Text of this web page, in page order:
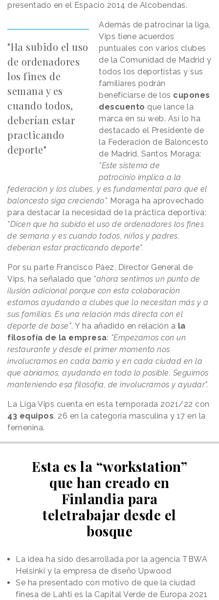
presentado en el Espacio 2014 de Alcobendas.
"Ha subido el uso
de ordenadores
los fines de
semana y es
cuando todos,
deberían estar
practicando
deporte"
Además de patrocinar la liga,
Vips tiene acuerdos
puntuales con varios clubes
de la Comunidad de Madrid y
todos los deportistas y sus
familiares podrán
beneficiarse de los cupones
descuento que lance la
marca en su web. Así lo ha
destacado el Presidente de
la Federación de Baloncesto
de Madrid, Santos Moraga:
"Este sistema de
patrocinio implica a la
federación y los clubes, y es fundamental para que el
baloncesto siga creciendo". Moraga ha aprovechado
para destacar la necesidad de la práctica deportiva:
"Dicen que ha subido el uso de ordenadores los fines
de semana y es cuando todos, niños y padres,
deberían estar practicando deporte".
Por su parte Francisco Páez, Director General de
Vips, ha señalado que "ahora sentimos un punto de
ilusión adicional porque con esta colaboración
estamos ayudando a clubes que lo necesitan más y a
sus familias. Es una relación más directa con el
deporte de base". Y ha añadido en relación a la
filosofía de la empresa: "Empezamos con un
restaurante y desde el primer momento nos
involucramos en cada barrio y en cada ciudad en la
que abríamos, ayudando en todo lo posible. Seguimos
manteniendo esa filosofía, de involucrarnos y ayudar".
La Liga Vips cuenta en esta temporada 2021/22 con
43 equipos, 26 en la categoría masculina y 17 en la
femenina.
Esta es la “workstation”
que han creado en
Finlandia para
teletrabajar desde el
bosque
La idea ha sido desarrollada por la agencia TBWA
Helsinki y la empresa de diseño Upwood
Se ha presentado con motivo de que la ciudad
finesa de Lahti es la Capital Verde de Europa 2021